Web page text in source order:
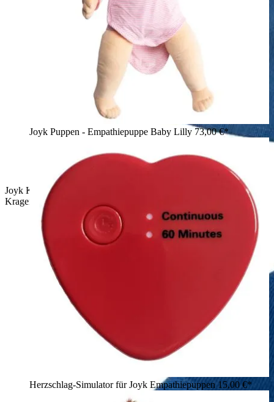
Joyk Kleiderset Wind & Wetter: rote Cordjacke mit gelbem
Kragen, weißes Shirt und blaue Cordhose
Joyk Puppen - Empathiepuppe Baby Lilly 73,00 €*
Herzschlag-Simulator für Joyk Empathiepuppen15,00 €*